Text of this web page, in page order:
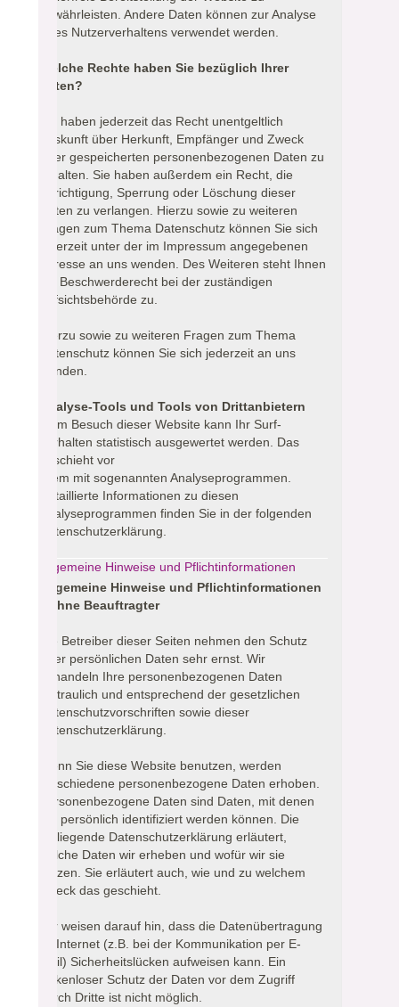
gewährleisten. Andere Daten können zur Analyse
Ihres Nutzerverhaltens verwendet werden.
Welche Rechte haben Sie bezüglich Ihrer
Daten?
Sie haben jederzeit das Recht unentgeltlich
Auskunft über Herkunft, Empfänger und Zweck
Ihrer gespeicherten personenbezogenen Daten zu
erhalten. Sie haben außerdem ein Recht, die
Berichtigung, Sperrung oder Löschung dieser
Daten zu verlangen. Hierzu sowie zu weiteren
Fragen zum Thema Datenschutz können Sie sich
jederzeit unter der im Impressum angegebenen
Adresse an uns wenden. Des Weiteren steht Ihnen
ein Beschwerderecht bei der zuständigen
Aufsichtsbehörde zu.
Hierzu sowie zu weiteren Fragen zum Thema
Datenschutz können Sie sich jederzeit an uns
wenden.
Analyse-Tools und Tools von Drittanbietern
Beim Besuch dieser Website kann Ihr Surf-
Verhalten statistisch ausgewertet werden. Das
geschieht vor
allem mit sogenannten Analyseprogrammen.
Detaillierte Informationen zu diesen
Analyseprogrammen finden Sie in der folgenden
Datenschutzerklärung.
Allgemeine Hinweise und Pflichtinformationen
Allgemeine Hinweise und Pflichtinformationen
- Ohne Beauftragter
Die Betreiber dieser Seiten nehmen den Schutz
Ihrer persönlichen Daten sehr ernst. Wir
behandeln Ihre personenbezogenen Daten
vertraulich und entsprechend der gesetzlichen
Datenschutzvorschriften sowie dieser
Datenschutzerklärung.
Wenn Sie diese Website benutzen, werden
verschiedene personenbezogene Daten erhoben.
Personenbezogene Daten sind Daten, mit denen
Sie persönlich identifiziert werden können. Die
vorliegende Datenschutzerklärung erläutert,
welche Daten wir erheben und wofür wir sie
nutzen. Sie erläutert auch, wie und zu welchem
Zweck das geschieht.
Wir weisen darauf hin, dass die Datenübertragung
im Internet (z.B. bei der Kommunikation per E-
Mail) Sicherheitslücken aufweisen kann. Ein
lückenloser Schutz der Daten vor dem Zugriff
durch Dritte ist nicht möglich.